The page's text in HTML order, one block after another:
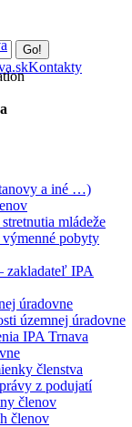
Kontakty
a iné …)
mládeže
pobyty
zakladateľ IPA
úradovne
územnej úradovne
IPA Trnava
členstva
z podujatí
členov
členov